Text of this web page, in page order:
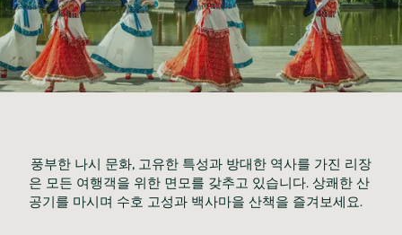
풍부한 나시 문화, 고유한 특성과 방대한 역사를 가진 리장
은 모든 여행객을 위한 면모를 갖추고 있습니다. 상쾌한 산